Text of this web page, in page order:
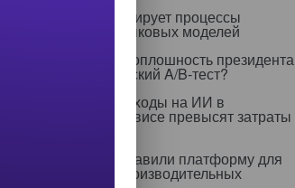
Т-Банк оптимизирует процессы
дообучения языковых моделей
Казус Rapidus: оплошность президента
или стратегический A/B-тест?
К 2030 году расходы на ИИ в
клиентском сервисе превысят затраты
В Nvidia представили платформу для
ИИ и высокопроизводительных